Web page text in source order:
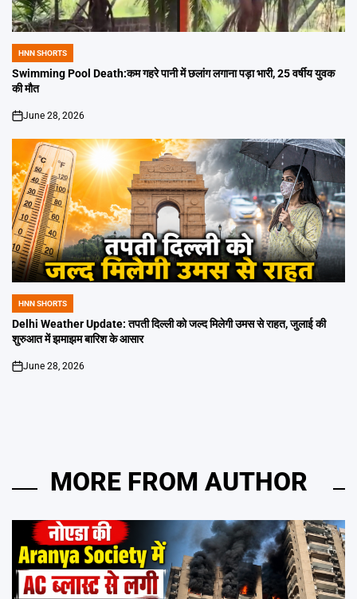
POSTED
IN
HNN SHORTS
Swimming Pool Death:कम गहरे पानी में छलांग लगाना पड़ा भारी, 25 वर्षीय युवक
की मौत
on
June 28, 2026
POSTED
IN
HNN SHORTS
Delhi Weather Update: तपती दिल्ली को जल्द मिलेगी उमस से राहत, जुलाई की
शुरुआत में झमाझम बारिश के आसार
on
June 28, 2026
MORE FROM AUTHOR